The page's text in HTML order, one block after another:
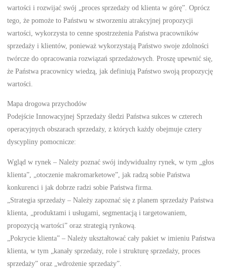
wartości i rozwijać swój „proces sprzedaży od klienta w górę”. Oprócz
tego, że pomoże to Państwu w stworzeniu atrakcyjnej propozycji
wartości, wykorzysta to cenne spostrzeżenia Państwa pracowników
sprzedaży i klientów, ponieważ wykorzystają Państwo swoje zdolności
twórcze do opracowania rozwiązań sprzedażowych. Proszę upewnić się,
że Państwa pracownicy wiedzą, jak definiują Państwo swoją propozycję
wartości.
Mapa drogowa przychodów
Podejście Innowacyjnej Sprzedaży śledzi Państwa sukces w czterech
operacyjnych obszarach sprzedaży, z których każdy obejmuje cztery
dyscypliny pomocnicze:
Wgląd w rynek – Należy poznać swój indywidualny rynek, w tym „głos
klienta”, „otoczenie makromarketowe”, jak radzą sobie Państwa
konkurenci i jak dobrze radzi sobie Państwa firma.
„Strategia sprzedaży – Należy zapoznać się z planem sprzedaży Państwa
klienta, „produktami i usługami, segmentacją i targetowaniem,
propozycją wartości” oraz strategią rynkową.
„Pokrycie klienta” – Należy ukształtować cały pakiet w imieniu Państwa
klienta, w tym „kanały sprzedaży, role i strukturę sprzedaży, proces
sprzedaży” oraz „wdrożenie sprzedaży”.